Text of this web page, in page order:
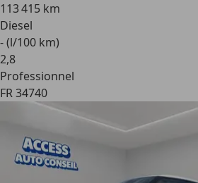
113 415 km
Diesel
- (l/100 km)
2,8
Professionnel
FR 34740